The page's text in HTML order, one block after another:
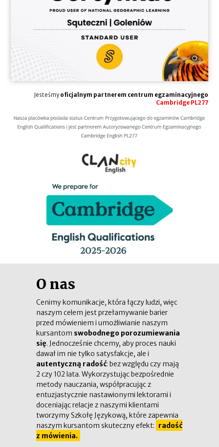
Jesteśmy oficjalnym partnerem centrum egzaminacyjnego
Cambridge PL277
O nas
Cenimy komunikacje, która łączy ludzi, więc
naszym celem jest przełamywanie barier
przed mówieniem i umożliwianie naszym
kursantom swobodnego porozumiewania
się. Jednocześnie chcemy, aby proces nauki
dawał im nie tylko satysfakcje, ale i
autentyczną radość: bez względu czy mają
2 czy 102 lata. Wykorzystując bezpośrednie
metody nauczania, współpracując z
entuzjastycznie nastawionymi lektorami i
doceniając relacje z naszymi klientami
tworzymy Szkołę Językową, które zapewnia
naszym kursantom skuteczny efekt: radość
z mówienia.